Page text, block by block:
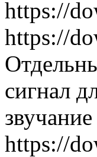
https://
https://
сигнал
https://